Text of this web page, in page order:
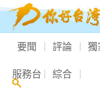
要聞 評論 獨
服務台 綜合